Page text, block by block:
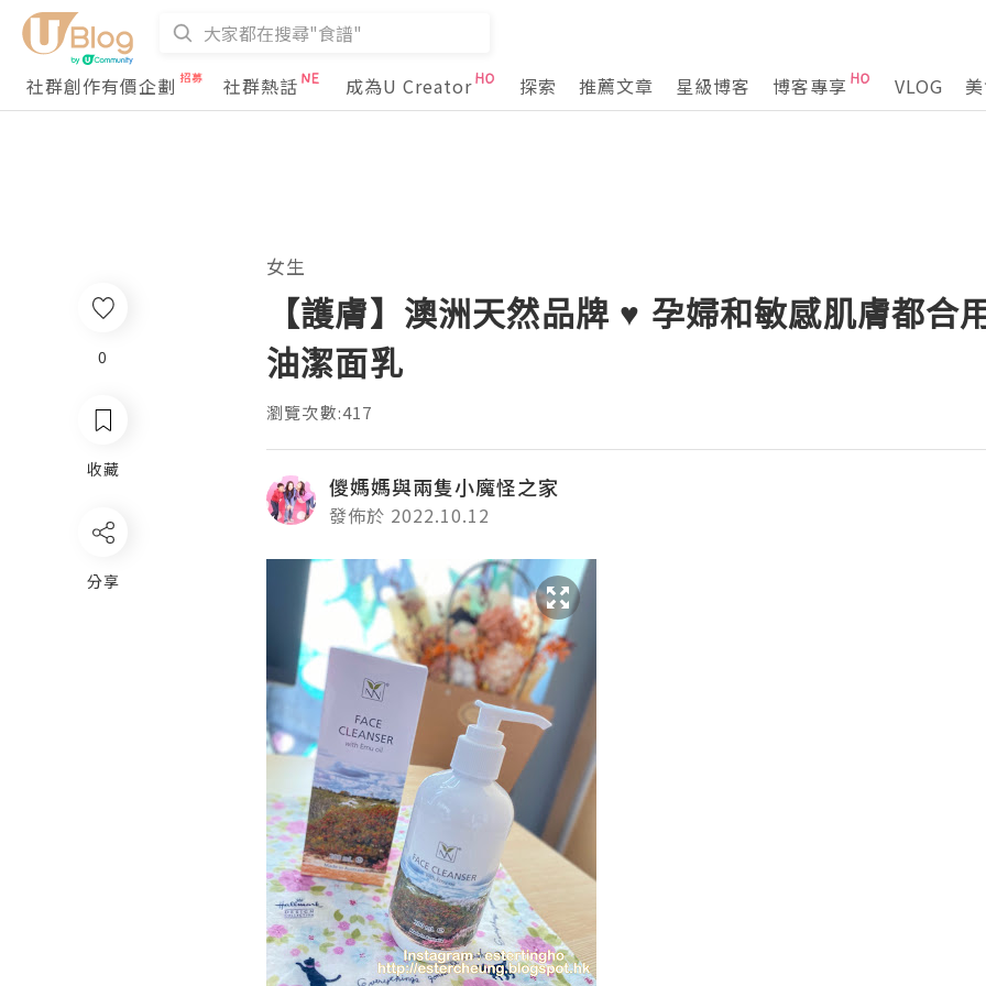
社群創作有價企劃 社群熱話 成為U Creator 探索 推薦文章 星級博客 博客專享 VLOG
0
收藏
分享
女生
【護膚】澳洲天然品牌 ♥ 孕婦和敏感肌膚都合
油潔面乳
瀏覽次數:417
儍媽媽與兩隻小魔怪之家
發佈於 2022.10.12